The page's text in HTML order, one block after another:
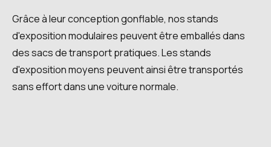
Grâce à leur conception gonflable, nos stands
d'exposition modulaires peuvent être emballés dans
des sacs de transport pratiques. Les stands
d'exposition moyens peuvent ainsi être transportés
sans effort dans une voiture normale.